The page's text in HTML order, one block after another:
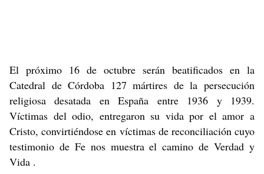
El próximo 16 de octubre serán beatificados en la
Catedral de Córdoba 127 mártires de la persecución
religiosa desatada en España entre 1936 y 1939.
Víctimas del odio, entregaron su vida por el amor a
Cristo, convirtiéndose en víctimas de reconciliación cuyo
testimonio de Fe nos muestra el camino de Verdad y
Vida .